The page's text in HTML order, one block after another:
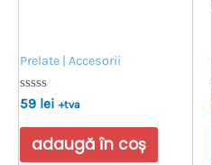
Prelate | Accesorii
Evaluat
la
0
din
59 lei +tva
adaugă în coș